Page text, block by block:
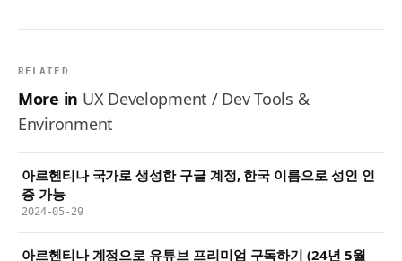
RELATED
More in UX Development / Dev Tools &
Environment
아르헨티나 국가로 생성한 구글 계정, 한국 이름으로 성인 인
증 가능
2024-05-29
아르헨티나 계정으로 유튜브 프리미엄 구독하기 (24년 5월